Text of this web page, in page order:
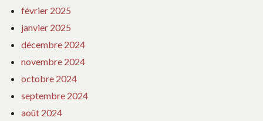
février 2025
janvier 2025
décembre 2024
novembre 2024
octobre 2024
septembre 2024
août 2024